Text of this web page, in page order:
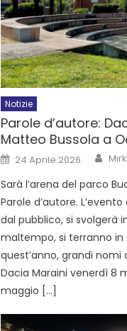
Notizie
Parole d’autore:
Matteo Bussola a
24 Aprile 2026
Sarà l’arena del parco
Parole d’autore.
dal pubblico, si svolgerà
maltempo, si terranno
quest’anno, grandi
Dacia Maraini venerdì 8
maggio […]